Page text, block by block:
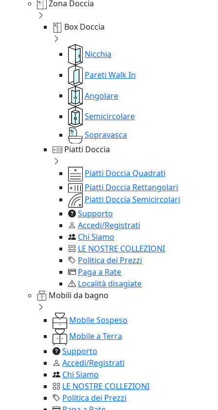
Zona Doccia
Box Doccia
Nicchia
Pareti Walk In
Angolare
Semicircolare
Sopravasca
Piatti Doccia
Piatti Doccia Quadrati
Piatti Doccia Rettangolari
Piatti Doccia Semicircolari
Supporto
Accedi/Registrati
Chi Siamo
LE NOSTRE COLLEZIONI
Politica dei Prezzi
Paga a Rate
Località disagiate
Mobili da bagno
Mobile Sospeso
Mobile a Terra
Supporto
Accedi/Registrati
Chi Siamo
LE NOSTRE COLLEZIONI
Politica dei Prezzi